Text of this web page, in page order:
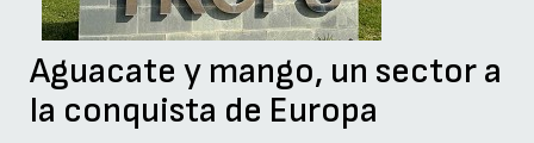
Aguacate y mango, un sector a
la conquista de Europa